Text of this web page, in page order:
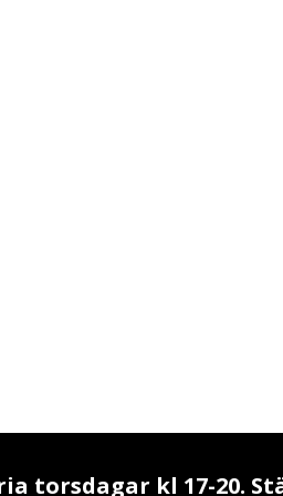
torsdagar kl 17-20.